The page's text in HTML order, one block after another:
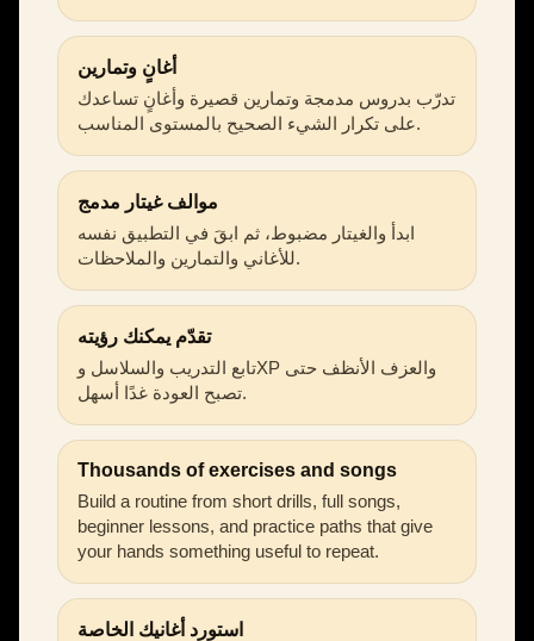
أغانٍ وتمارين
تدرّب بدروس مدمجة وتمارين قصيرة وأغانٍ تساعدك
على تكرار الشيء الصحيح بالمستوى المناسب.
موالف غيتار مدمج
ابدأ والغيتار مضبوط، ثم ابقَ في التطبيق نفسه
للأغاني والتمارين والملاحظات.
تقدّم يمكنك رؤيته
تابع التدريب والسلاسل وXP والعزف الأنظف حتى
تصبح العودة غدًا أسهل.
Thousands of exercises and songs
Build a routine from short drills, full songs,
beginner lessons, and practice paths that give
your hands something useful to repeat.
استورد أغانيك الخاصة